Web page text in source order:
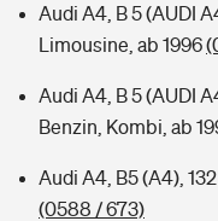
Audi A4, B 5 (AUDI
Limousine, ab 1996
Audi A4, B 5 (AUDI
Benzin, Kombi, ab
Audi A4, B5 (A4),
(0588 / 673)